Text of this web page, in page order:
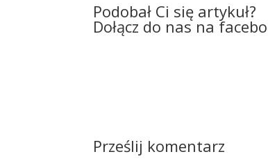
Podobał Ci się artykuł?
Dołącz do nas na
Prześlij komentarz